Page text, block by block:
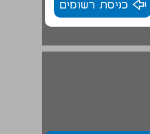
כניסת רשומים